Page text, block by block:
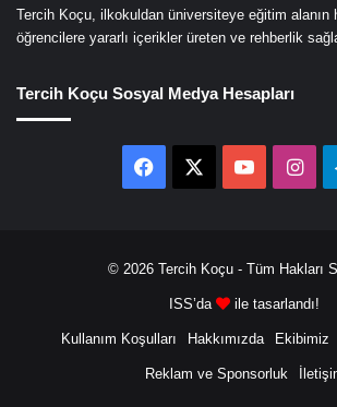
Tercih Koçu, ilkokuldan üniversiteye eğitim alanın
öğrencilere yararlı içerikler üreten ve rehberlik
Tercih Koçu Sosyal Medya Hesapları
Facebook YouTube
© 2026 Tercih Koçu - Tüm Hakları
ISS’da ile tasarlandı!
Kullanım Koşulları Hakkımızda Ekibimiz
Reklam ve Sponsorluk